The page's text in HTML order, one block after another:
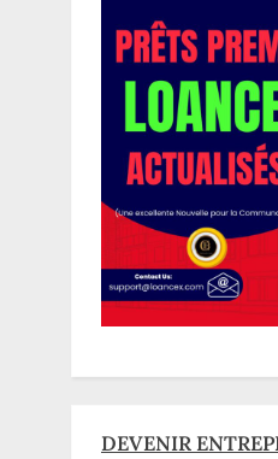
DEVENIR